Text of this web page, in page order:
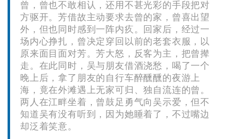
曾，曾也不敢相认，还用不甚光彩的手段把对
方驱开。芳借故主动要求去曾的家，曾喜出望
外，但也同时感到一阵内疚。回家后，经过一
场内心挣扎，曾决定穿回以前的老套衣服，以
原来面目面对芳。芳大怒，反客为主，把曾撵
走。在此同时，吴与朋友借酒浇愁，喝了一个
晚上后，拿了朋友的自行车醉醺醺的夜游上
海，竟在外滩遇上无家可归、独自流连的曾。
两人在江畔坐着，曾鼓足勇气向吴示爱，但不
知道吴有没有听到，因为她睡着了，不过嘴边
却泛着笑意。